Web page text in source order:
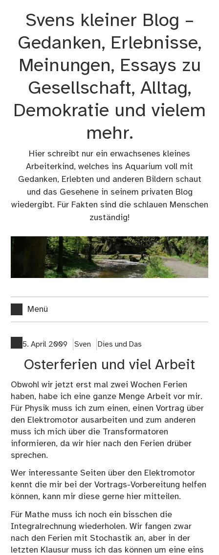
Svens kleiner Blog –
Gedanken, Erlebnisse,
Meinungen, Essays zu
Gesellschaft, Alltag,
Demokratie und vielem
mehr.
Hier schreibt nur ein erwachsenes kleines
Arbeiterkind, welches ins Aquarium voll mit
Gedanken, Erlebten und anderen Bildern schaut
und das Gesehene in seinem privaten Blog
wiedergibt. Für Fakten sind die schlauen Menschen
zuständig!
Menü
5. April 2009 Sven Dies und Das
Osterferien und viel Arbeit
Obwohl wir jetzt erst mal zwei Wochen Ferien
haben, habe ich eine ganze Menge Arbeit vor mir.
Für Physik muss ich zum einen, einen Vortrag über
den Elektromotor ausarbeiten und zum anderen
muss ich mich über die Transformatoren
informieren, da wir hier nach den Ferien drüber
sprechen.
Wer interessante Seiten über den Elektromotor
kennt die mir bei der Vortrags-Vorbereitung helfen
können, kann mir diese gerne hier mitteilen.
Für Mathe muss ich noch ein bisschen die
Integralrechnung wiederholen. Wir fangen zwar
nach den Ferien mit Stochastik an, aber in der
letzten Klausur muss ich das können um eine eins